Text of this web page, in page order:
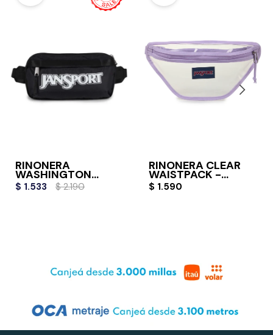
RIÑONERA
WASHINGTON
WAISTPACK -
BLACK
$ 1.533 $ 2.190
RIÑONERA CLEAR
WAISTPACK -
PASTEL LILAC
$ 1.590